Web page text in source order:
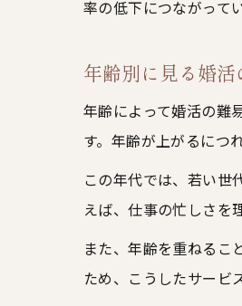
率の低下につながって
年齢別に見る婚
年齢によって婚活の難
す。年齢が上がるにつ
この年代では、若い世
えば、仕事の忙しさを
また、年齢を重ねるこ
ため、こうしたサービ